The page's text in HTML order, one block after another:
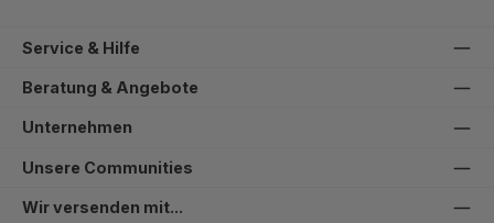
Service & Hilfe
Beratung & Angebote
Unternehmen
Unsere Communities
Wir versenden mit...